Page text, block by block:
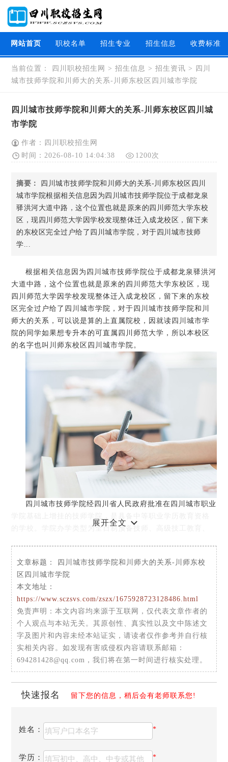
网站首页 职校名单 招生专业 招生信息 收费标准
当前位置： 四川职校招生网 >招生信息 >招生资讯 >
四川
城市技师学院和川师大的关系-川师东校区四川城市学院
四川城市技师学院和川师大的关系-川师东校区四川城
市学院
作者：四川职校招生网
时间：2026-08-10 14:04:38
1200次
摘要：
四川城市技师学院和川师大的关系-川师东校区四川
城市学院根据相关信息因为四川城市技师学院位于成都龙泉
驿洪河大道中路，这个位置也就是原来的四川师范大学东校
区，现四川师范大学因学校发现整体迁入成龙校区，留下来
的东校区完全过户给了四川城市学院，对于四川城市技师
学...
根据相关信息因为四川城市技师学院位于成都龙泉驿洪河
大道中路，这个位置也就是原来的四川师范大学东校区，现
四川师范大学因学校发现整体迁入成龙校区，留下来的东校
区完全过户给了四川城市学院，对于四川城市技师学院和川
师大的关系，可以说是算的上直属院校，因就读四川城市学
院的同学如果想专升本的可直属四川师范大学，所以本校区
的名字也叫川师东校区四川城市学院。
四川城市技师学院经四川省人民政府批准在四川城市职业
的学校。学院办学类型为全日制预备技师、高级技工教育、
方针，实行学制教育与职业培训并举、学校教育与企业培养
相结合的办学模式，重点培养适应四川省和成都市经济社会
发展需要的中、高级技工和预备技师。
学校位于成都市洪河中路351号（原四川师范大学东校
施齐全，环境优美。学校占地面积500余亩，办学资产价值10
展开全文
文章标题：
四川城市技师学院和川师大的关系-川师东校
区四川城市学院
本文地址：
https://www.sczsvs.com/zszx/1675928723128486.html
免责声明 ：本文内容均来源于互联网，仅代表文章作者的
个人观点与本站无关。其原创性、真实性以及文中陈述文
字及图片和内容未经本站证实，请读者仅作参考并自行核
实相关内容。如发现有害或侵权内容请联系邮箱：
694281428@qq.com，我们将在第一时间进行核实处理。
快速报名 留下您的信息，稍后会有老师联系您!
姓名： *
学历： *